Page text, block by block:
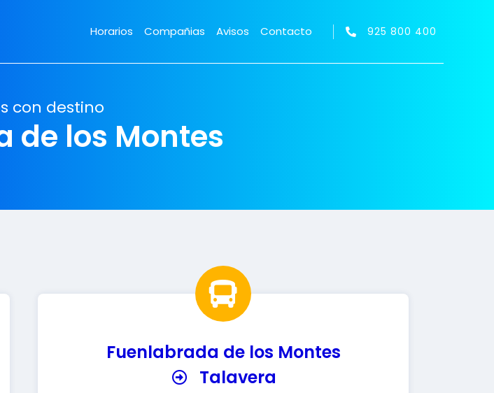
Horarios Compañias Avisos Contacto 925 800 400
con destino
de los Montes
Fuenlabrada de los Montes
Talavera